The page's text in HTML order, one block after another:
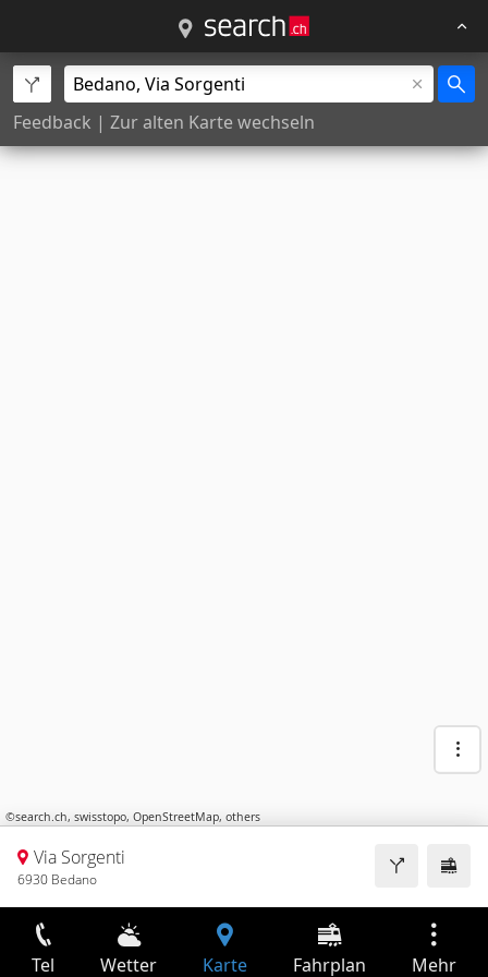
Feedback | Zur alten Karte wechseln
©search.ch, swisstopo, OpenStreetMap, others
Via Sorgenti
6930 Bedano
Tel Wetter Karte Fahrplan Mehr